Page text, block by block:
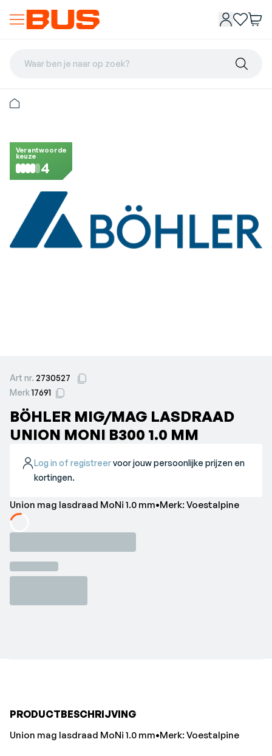
Waar ben je naar op zoek?
Verantwoorde
keuze
4
Art nr. 2730527
Merk17691
BÖHLER MIG/MAG LASDRAAD
UNION MONI B300 1.0 MM
Log in of registreervoor jouw persoonlijke prijzen en
kortingen.
Union mag lasdraad MoNi 1.0 mm•Merk: Voestalpine
PRODUCTBESCHRIJVING
Union mag lasdraad MoNi 1.0 mm•Merk: Voestalpine